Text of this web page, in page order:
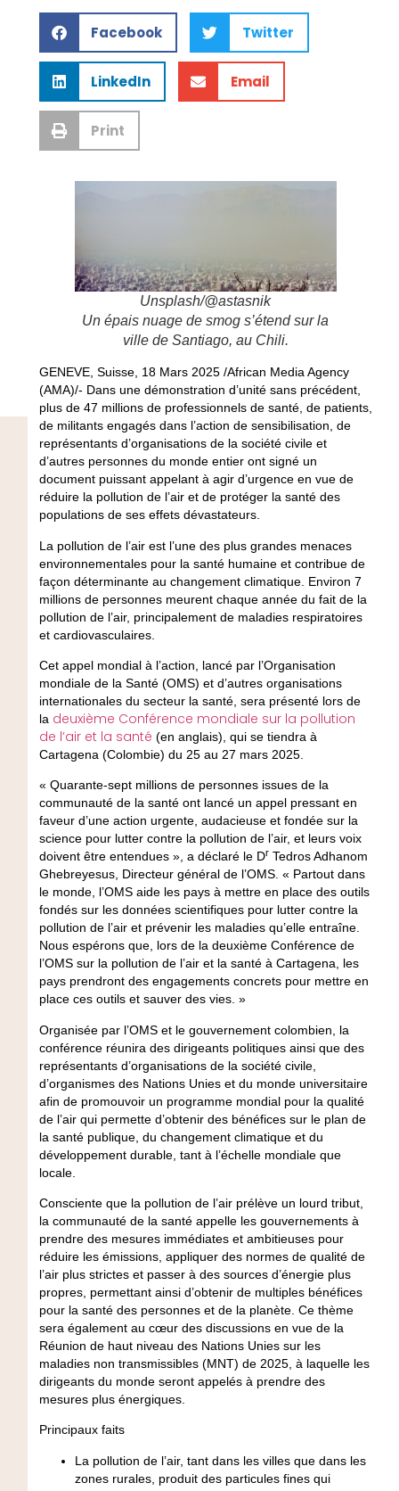
Facebook Twitter
LinkedIn Email
Print
Unsplash/@astasnik
Un épais nuage de smog s’étend sur la
ville de Santiago, au Chili.
GENEVE, Suisse, 18 Mars 2025 /African Media Agency
(AMA)/- Dans une démonstration d’unité sans précédent,
plus de 47 millions de professionnels de santé, de patients,
de militants engagés dans l’action de sensibilisation, de
représentants d’organisations de la société civile et
d’autres personnes du monde entier ont signé un
document puissant appelant à agir d’urgence en vue de
réduire la pollution de l’air et de protéger la santé des
populations de ses effets dévastateurs.
La pollution de l’air est l’une des plus grandes menaces
environnementales pour la santé humaine et contribue de
façon déterminante au changement climatique. Environ 7
millions de personnes meurent chaque année du fait de la
pollution de l’air, principalement de maladies respiratoires
et cardiovasculaires.
Cet appel mondial à l’action, lancé par l’Organisation
mondiale de la Santé (OMS) et d’autres organisations
internationales du secteur la santé, sera présenté lors de
la deuxième Conférence mondiale sur la pollution
de l’air et la santé (en anglais), qui se tiendra à
Cartagena (Colombie) du 25 au 27 mars 2025.
« Quarante-sept millions de personnes issues de la
communauté de la santé ont lancé un appel pressant en
faveur d’une action urgente, audacieuse et fondée sur la
science pour lutter contre la pollution de l’air, et leurs voix
doivent être entendues », a déclaré le DrTedros Adhanom
Ghebreyesus, Directeur général de l’OMS. « Partout dans
le monde, l’OMS aide les pays à mettre en place des outils
fondés sur les données scientifiques pour lutter contre la
pollution de l’air et prévenir les maladies qu’elle entraîne.
Nous espérons que, lors de la deuxième Conférence de
l’OMS sur la pollution de l’air et la santé à Cartagena, les
pays prendront des engagements concrets pour mettre en
place ces outils et sauver des vies. »
Organisée par l’OMS et le gouvernement colombien, la
conférence réunira des dirigeants politiques ainsi que des
représentants d’organisations de la société civile,
d’organismes des Nations Unies et du monde universitaire
afin de promouvoir un programme mondial pour la qualité
de l’air qui permette d’obtenir des bénéfices sur le plan de
la santé publique, du changement climatique et du
développement durable, tant à l’échelle mondiale que
locale.
Consciente que la pollution de l’air prélève un lourd tribut,
la communauté de la santé appelle les gouvernements à
prendre des mesures immédiates et ambitieuses pour
réduire les émissions, appliquer des normes de qualité de
l’air plus strictes et passer à des sources d’énergie plus
propres, permettant ainsi d’obtenir de multiples bénéfices
pour la santé des personnes et de la planète. Ce thème
sera également au cœur des discussions en vue de la
Réunion de haut niveau des Nations Unies sur les
maladies non transmissibles (MNT) de 2025, à laquelle les
dirigeants du monde seront appelés à prendre des
mesures plus énergiques.
Principaux faits
La pollution de l’air, tant dans les villes que dans les
zones rurales, produit des particules fines qui